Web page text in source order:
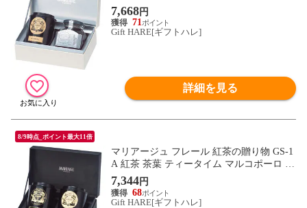
ム 【_
7,668円
71
Gift HARE[ギフトハレ]
詳細を見る
8/9時点_ポイント最大11倍
マリアージュ フレール 紅茶の贈り物 GS-1
A 紅茶 茶葉 ティータイム マルコポーロ セ
イロン茶 【_
7,344円
68
Gift HARE[ギフトハレ]